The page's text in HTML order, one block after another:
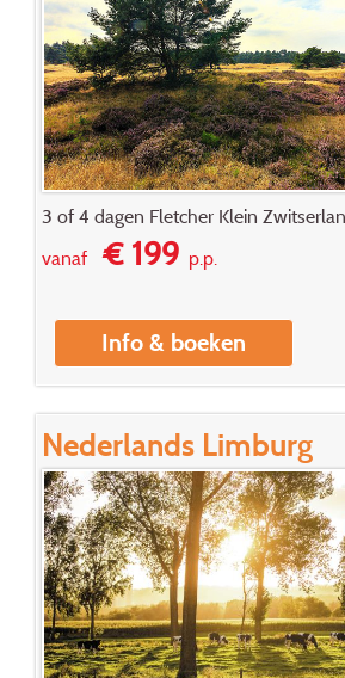
3 of 4 dagen Fletcher Klein
vanaf€ 199p.p.
Info & boeken
Nederlands Limburg